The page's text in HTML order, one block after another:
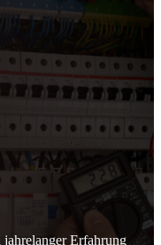
Erfahrung